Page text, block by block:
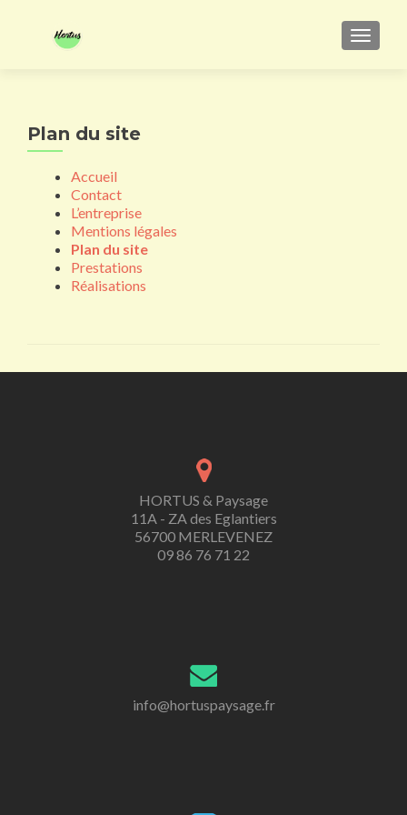
Plan du site
Accueil
Contact
L’entreprise
Mentions légales
Plan du site
Prestations
Réalisations
HORTUS & Paysage
11A - ZA des Eglantiers
56700 MERLEVENEZ
09 86 76 71 22
info@hortuspaysage.fr